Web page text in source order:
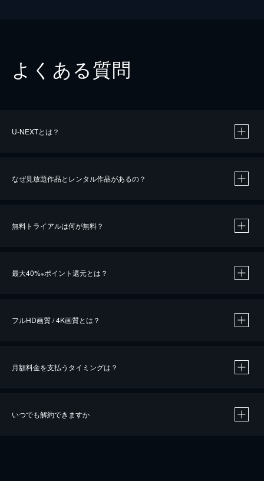
よくある質問
U-NEXTとは？
なぜ見放題作品とレンタル作品があるの？
無料トライアルは何が無料？
最大40%※ポイント還元とは？
※40％ポイント還元の対象は、クレジットカード決済による作品の購入 / レンタルです。
iOSアプリのUコイン決済による作品の購入 / レンタルは、20％のポイント還元です。
フルHD画質 / 4K画質とは？
月額料金を支払うタイミングは？
いつでも解約できますか